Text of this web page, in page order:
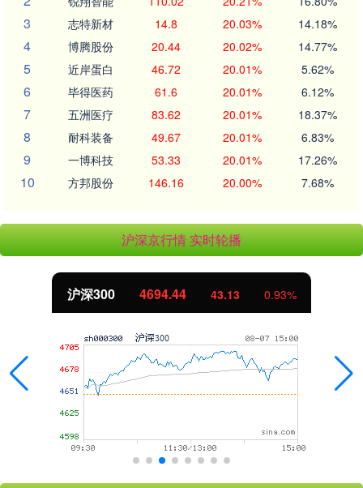
3 志特新材 14.8 20.03% 14.18%
4 博腾股份 20.44 20.02% 14.77%
5 近岸蛋白 46.72 20.01% 5.62%
6 毕得医药 61.6 20.01% 6.12%
7 五洲医疗 83.62 20.01% 18.37%
8 耐科装备 49.67 20.01% 6.83%
9 一博科技 53.33 20.01% 17.26%
10 方邦股份 146.16 20.00% 7.68%
沪深京行情 实时轮播
沪深300 4694.44 43.13 0.93%